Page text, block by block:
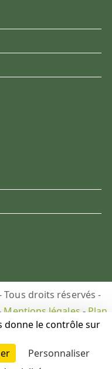
droits réservés -
Mentions légales - Plan
cookies
donne le contrôle sur
Personnaliser